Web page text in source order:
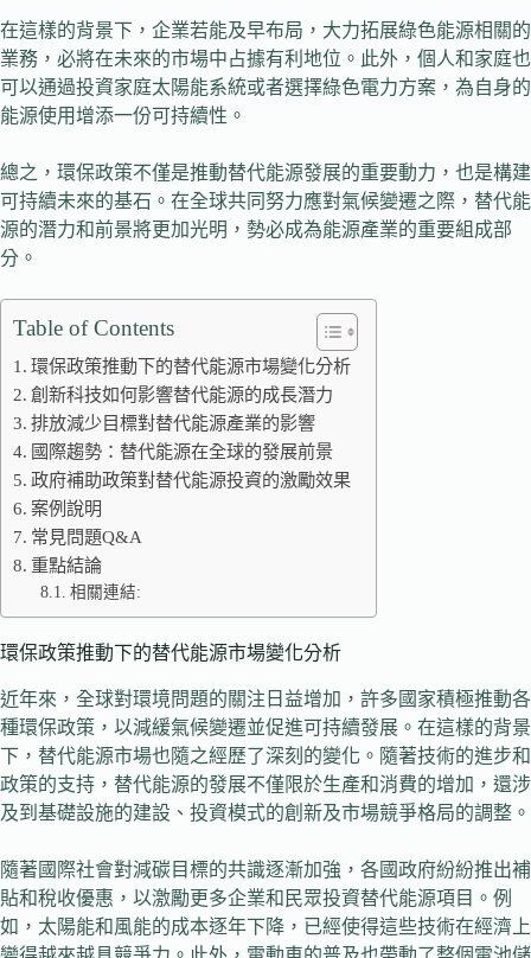
在這樣的背景下，企業若能及早布局，大力拓展綠色能源相關的
業務，必將在未來的市場中占據有利地位。此外，個人和家庭也
可以通過投資家庭太陽能系統或者選擇綠色電力方案，為自身的
能源使用增添一份可持續性。
總之，環保政策不僅是推動替代能源發展的重要動力，也是構建
可持續未來的基石。在全球共同努力應對氣候變遷之際，替代能
源的潛力和前景將更加光明，勢必成為能源產業的重要組成部
分。
Table of Contents
環保政策推動下的替代能源市場變化分析
創新科技如何影響替代能源的成長潛力
排放減少目標對替代能源產業的影響
國際趨勢：替代能源在全球的發展前景
政府補助政策對替代能源投資的激勵效果
案例說明
常見問題Q&A
重點結論
相關連結:
環保政策推動下的替代能源市場變化分析
近年來，全球對環境問題的關注日益增加，許多國家積極推動各
種環保政策，以減緩氣候變遷並促進可持續發展。在這樣的背景
下，替代能源市場也隨之經歷了深刻的變化。隨著技術的進步和
政策的支持，替代能源的發展不僅限於生產和消費的增加，還涉
及到基礎設施的建設、投資模式的創新及市場競爭格局的調整。
隨著國際社會對減碳目標的共識逐漸加強，各國政府紛紛推出補
貼和稅收優惠，以激勵更多企業和民眾投資替代能源項目。例
如，太陽能和風能的成本逐年下降，已經使得這些技術在經濟上